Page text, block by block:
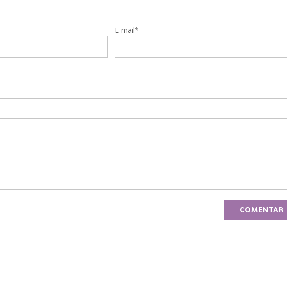
E-mail*